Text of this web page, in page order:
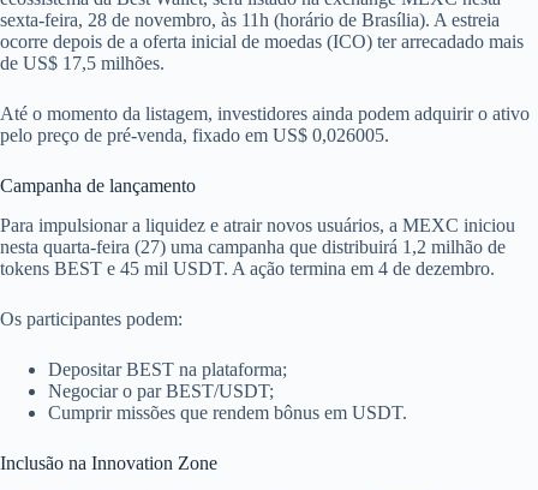
sexta-feira, 28 de novembro, às 11h (horário de Brasília). A estreia
ocorre depois de a oferta inicial de moedas (ICO) ter arrecadado mais
de US$ 17,5 milhões.
Até o momento da listagem, investidores ainda podem adquirir o ativo
pelo preço de pré-venda, fixado em US$ 0,026005.
Campanha de lançamento
Para impulsionar a liquidez e atrair novos usuários, a MEXC iniciou
nesta quarta-feira (27) uma campanha que distribuirá 1,2 milhão de
tokens BEST e 45 mil USDT. A ação termina em 4 de dezembro.
Os participantes podem:
Depositar BEST na plataforma;
Negociar o par BEST/USDT;
Cumprir missões que rendem bônus em USDT.
Inclusão na Innovation Zone